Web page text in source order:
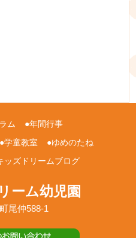
ム
年間行事
学童教室
ゆめのたね
ッズドリームブログ
ーム幼児園
尾仲588-1